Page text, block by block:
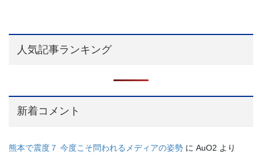
人気記事ランキング
新着コメント
熊本で震度７ 今度こそ問われるメディアの姿勢 に AuO2 より